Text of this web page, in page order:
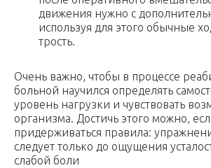
движения нужно с
используя для этого обычные
трость.
Очень важно, чтобы в процессе
больной научился определять
уровень нагрузки и чувствовать
организма. Достичь этого можно,
придерживаться правила:
следует только до ощущения
слабой боли